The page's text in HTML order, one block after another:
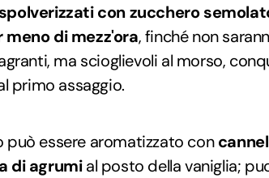
spolverizzati con zucchero
meno di mezz'ora, finché non
ma scioglievoli al morso,
primo assaggio.
può essere aromatizzato con
di agrumial posto della vaniglia;